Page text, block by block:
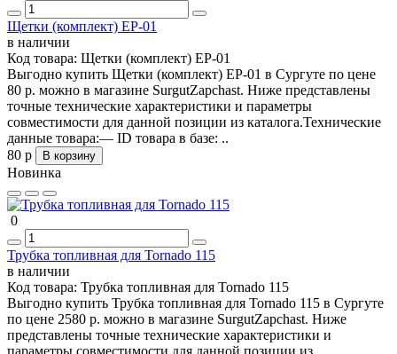
Щетки (комплект) ЕР-01
в наличии
Код товара: Щетки (комплект) ЕР-01
Выгодно купить Щетки (комплект) ЕР-01 в Сургуте по цене
80 р. можно в магазине SurgutZapchast. Ниже представлены
точные технические характеристики и параметры
совместимости для данной позиции из каталога.Технические
данные товара:— ID товара в базе: ..
80 р
В корзину
Новинка
0
Трубка топливная для Tornado 115
в наличии
Код товара: Трубка топливная для Tornado 115
Выгодно купить Трубка топливная для Tornado 115 в Сургуте
по цене 2580 р. можно в магазине SurgutZapchast. Ниже
представлены точные технические характеристики и
параметры совместимости для данной позиции из